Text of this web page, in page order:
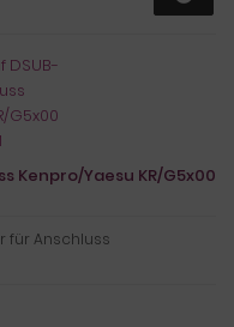
Kenpro/Yaesu KR/G5x00
für Anschluss